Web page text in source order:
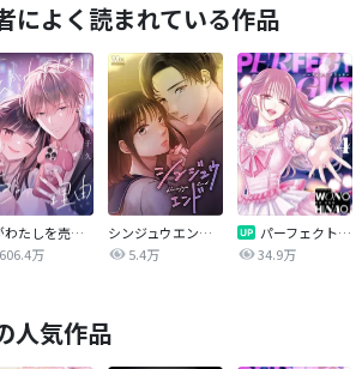
によく読まれている作品
私がわたしを売る理由
606.4万
シンジュウエンド【タテヨミ】
5.4万
パーフェクトグリッター
34.9万
人気作品